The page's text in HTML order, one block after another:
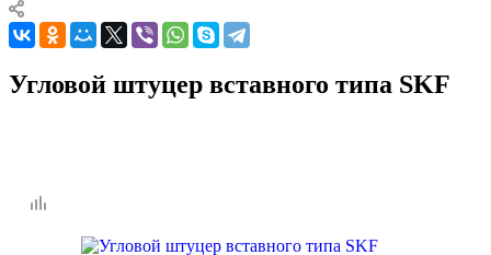
Угловой штуцер вставного типа SKF